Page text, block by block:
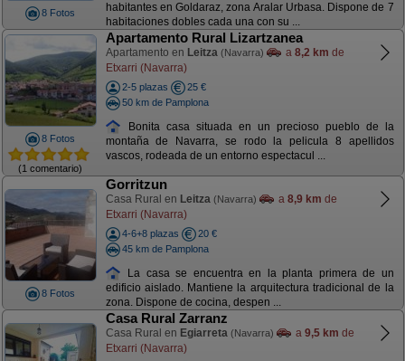
8 Fotos
habitantes en Goldaraz, zona Aralar Urbasa. Dispone de 7
habitaciones dobles cada una con su ...
8 Fotos
(1 comentario)
Apartamento Rural Lizartzanea
Apartamento en Leitza (Navarra) a 8,2 km de
Etxarri (Navarra)
2-5 plazas
25 €
50 km de Pamplona
Bonita casa situada en un precioso pueblo de la
montaña de Navarra, se rodo la pelicula 8 apellidos
vascos, rodeada de un entorno espectacul ...
8 Fotos
Gorritzun
Casa Rural en Leitza (Navarra) a 8,9 km de
Etxarri (Navarra)
4-6+8 plazas
20 €
45 km de Pamplona
La casa se encuentra en la planta primera de un
edificio aislado. Mantiene la arquitectura tradicional de la
zona. Dispone de cocina, despen ...
Casa Rural Zarranz
Casa Rural en Egiarreta (Navarra) a 9,5 km de
Etxarri (Navarra)